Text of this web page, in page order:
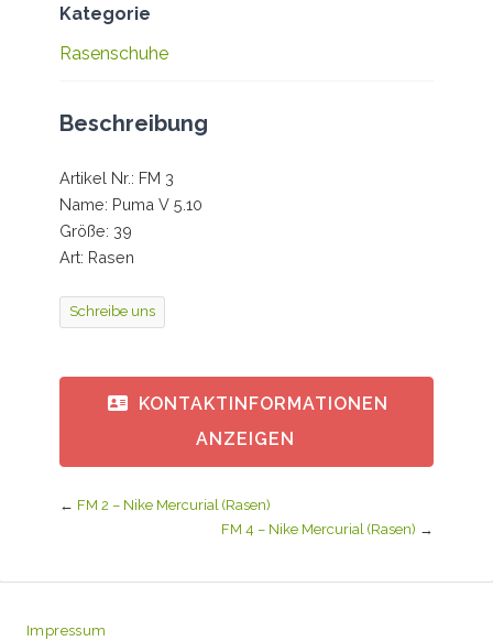
Kategorie
Rasenschuhe
Beschreibung
Artikel Nr.: FM 3
Name: Puma V 5.10
Größe: 39
Art: Rasen
Schreibe uns
KONTAKTINFORMATIONEN
ANZEIGEN
← FM 2 – Nike Mercurial (Rasen)
FM 4 – Nike Mercurial (Rasen) →
Impressum